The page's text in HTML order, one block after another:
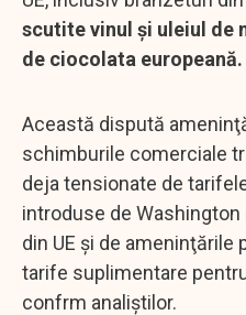
scutite vinul şi uleiul de
de ciocolata europeană.
Această dispută
schimburile comerciale
deja tensionate de
introduse de
din UE şi de
tarife suplimentare
confrm analiștilor.